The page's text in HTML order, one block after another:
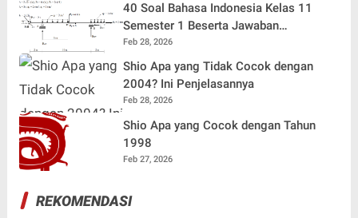
40 Soal Bahasa Indonesia Kelas 11
Semester 1 Beserta Jawaban
Terlengkap
Feb 28, 2026
Shio Apa yang Tidak Cocok dengan
2004? Ini Penjelasannya
Feb 28, 2026
Shio Apa yang Cocok dengan Tahun
1998
Feb 27, 2026
REKOMENDASI